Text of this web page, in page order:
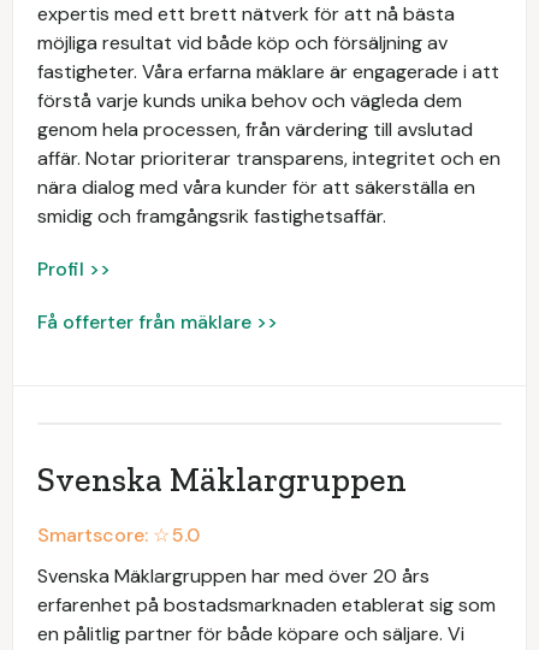
expertis med ett brett nätverk för att nå bästa
möjliga resultat vid både köp och försäljning av
fastigheter. Våra erfarna mäklare är engagerade i att
förstå varje kunds unika behov och vägleda dem
genom hela processen, från värdering till avslutad
affär. Notar prioriterar transparens, integritet och en
nära dialog med våra kunder för att säkerställa en
smidig och framgångsrik fastighetsaffär.
Profil >>
Få offerter från mäklare >>
Svenska Mäklargruppen
Smartscore: ☆5.0
Svenska Mäklargruppen har med över 20 års
erfarenhet på bostadsmarknaden etablerat sig som
en pålitlig partner för både köpare och säljare. Vi